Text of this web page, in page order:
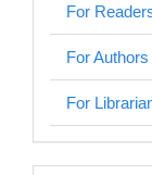
For
For Authors
For